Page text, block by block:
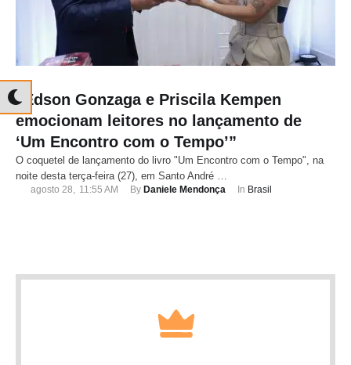
“Edson Gonzaga e Priscila Kempen
emocionam leitores no lançamento de
‘Um Encontro com o Tempo’”
O coquetel de lançamento do livro "Um Encontro com o Tempo", na
noite desta terça-feira (27), em Santo André …
agosto 28, 11:55 AM By Daniele Mendonça In Brasil